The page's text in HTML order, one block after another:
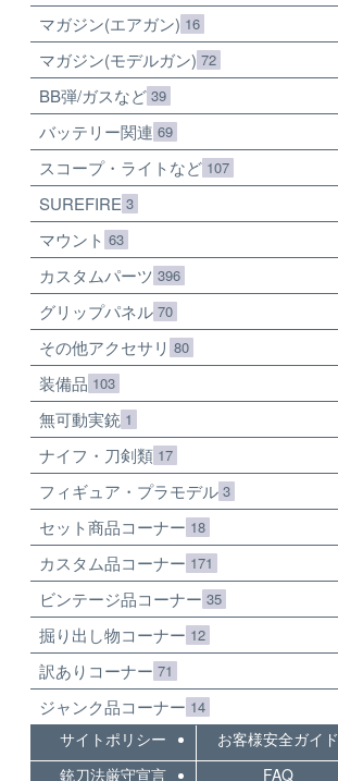
マガジン(エアガン) 16
マガジン(モデルガン) 72
BB弾/ガスなど 39
バッテリー関連 69
スコープ・ライトなど 107
SUREFIRE 3
マウント 63
カスタムパーツ 396
グリップパネル 70
その他アクセサリ 80
装備品 103
無可動実銃 1
ナイフ・刀剣類 17
フィギュア・プラモデル 3
セット商品コーナー 18
カスタム品コーナー 171
ビンテージ品コーナー 35
掘り出し物コーナー 12
訳ありコーナー 71
ジャンク品コーナー 14
サイトポリシー
お客様安全ガイド
銃刀法厳守宣言
FAQ